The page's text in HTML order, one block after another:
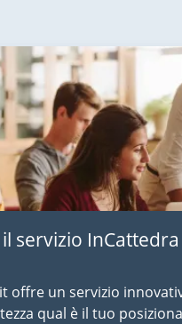
servizio InCattedra
offre un servizio
qual è il tuo